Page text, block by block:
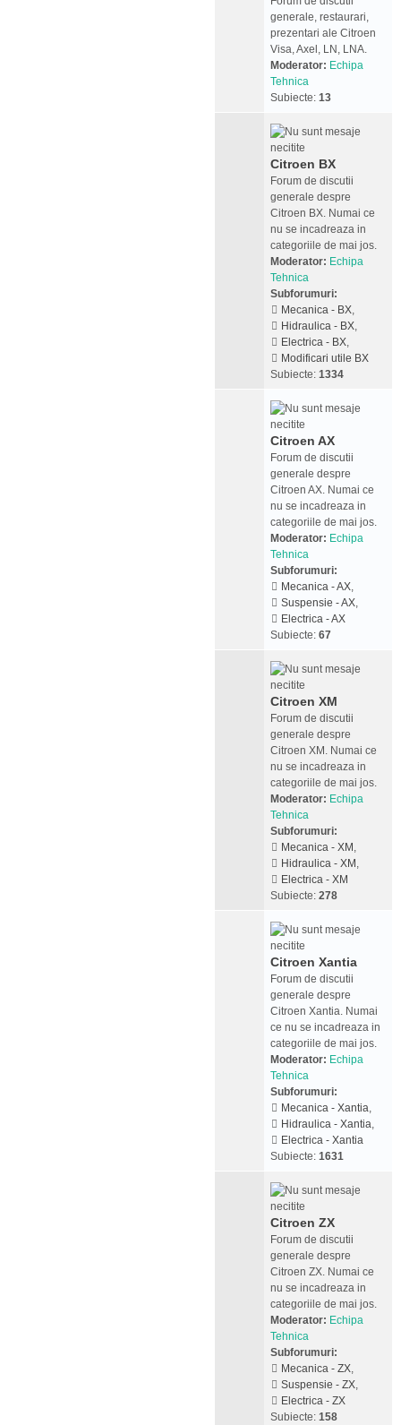
generale, restaurari,
prezentari ale Citroen
Visa, Axel, LN, LNA.
Moderator: Echipa
Tehnica
Subiecte: 13
Citroen BX
Forum de discutii
generale despre
Citroen BX. Numai ce
nu se incadreaza in
categoriile de mai jos.
Moderator: Echipa
Tehnica
Subforumuri:
Mecanica - BX,
Hidraulica - BX,
Electrica - BX,
Modificari utile BX
Subiecte: 1334
Citroen AX
Forum de discutii
generale despre
Citroen AX. Numai ce
nu se incadreaza in
categoriile de mai jos.
Moderator: Echipa
Tehnica
Subforumuri:
Mecanica - AX,
Suspensie - AX,
Electrica - AX
Subiecte: 67
Citroen XM
Forum de discutii
generale despre
Citroen XM. Numai ce
nu se incadreaza in
categoriile de mai jos.
Moderator: Echipa
Tehnica
Subforumuri:
Mecanica - XM ,
Hidraulica - XM ,
Electrica - XM
Subiecte: 278
Citroen Xantia
Forum de discutii
generale despre
Citroen Xantia. Numai
ce nu se incadreaza in
categoriile de mai jos.
Moderator: Echipa
Tehnica
Subforumuri:
Mecanica - Xantia,
Hidraulica - Xantia,
Electrica - Xantia
Subiecte: 1631
Citroen ZX
Forum de discutii
generale despre
Citroen ZX. Numai ce
nu se incadreaza in
categoriile de mai jos.
Moderator: Echipa
Tehnica
Subforumuri:
Mecanica - ZX,
Suspensie - ZX,
Electrica - ZX
Subiecte: 158